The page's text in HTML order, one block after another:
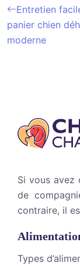
Entretien
panier chien
moderne
Si vous avez
de
contraire, il
Types